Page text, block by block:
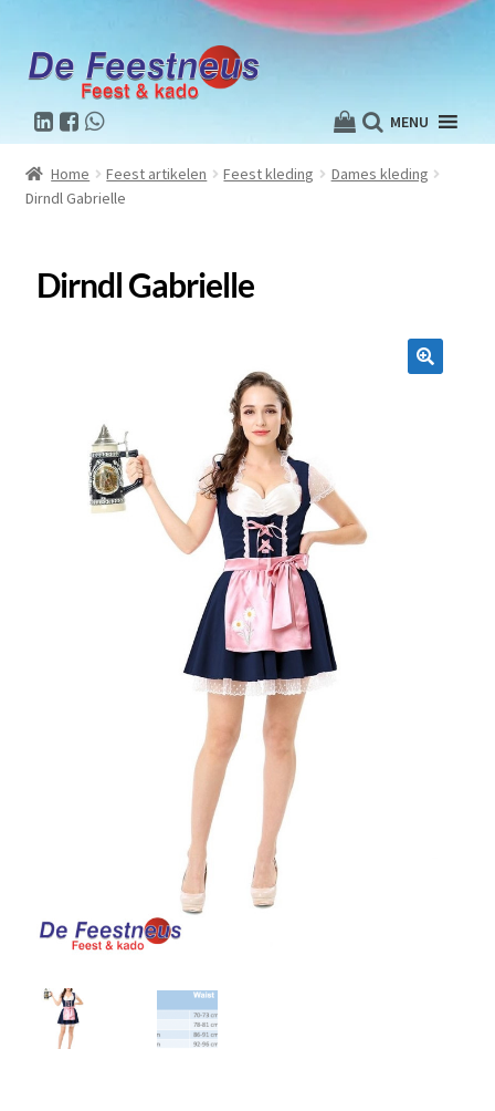
MENU
Home Feest artikelen Feest kleding
Dames kleding
Dirndl Gabrielle
Dirndl Gabrielle